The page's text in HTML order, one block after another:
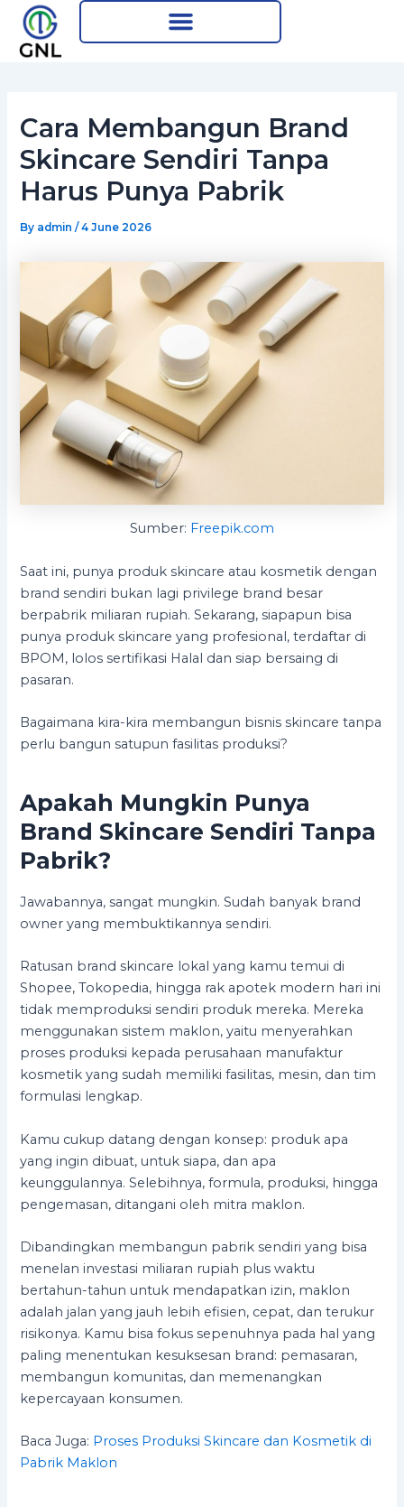
Skip
content
Cara Membangun Brand
Skincare Sendiri Tanpa
Harus Punya Pabrik
By admin/4 June 2026
Sumber: Freepik.com
Saat ini, punya produk skincare atau kosmetik dengan
brand sendiri bukan lagi privilege brand besar
berpabrik miliaran rupiah. Sekarang, siapapun bisa
punya produk skincare yang profesional, terdaftar di
BPOM, lolos sertifikasi Halal dan siap bersaing di
pasaran.
Bagaimana kira-kira membangun bisnis skincare tanpa
perlu bangun satupun fasilitas produksi?
Apakah Mungkin Punya
Brand Skincare Sendiri Tanpa
Pabrik?
Jawabannya, sangat mungkin. Sudah banyak brand
owner yang membuktikannya sendiri.
Ratusan brand skincare lokal yang kamu temui di
Shopee, Tokopedia, hingga rak apotek modern hari ini
tidak memproduksi sendiri produk mereka. Mereka
menggunakan sistem maklon, yaitu menyerahkan
proses produksi kepada perusahaan manufaktur
kosmetik yang sudah memiliki fasilitas, mesin, dan tim
formulasi lengkap.
Kamu cukup datang dengan konsep: produk apa
yang ingin dibuat, untuk siapa, dan apa
keunggulannya. Selebihnya, formula, produksi, hingga
pengemasan, ditangani oleh mitra maklon.
Dibandingkan membangun pabrik sendiri yang bisa
menelan investasi miliaran rupiah plus waktu
bertahun-tahun untuk mendapatkan izin, maklon
adalah jalan yang jauh lebih efisien, cepat, dan terukur
risikonya. Kamu bisa fokus sepenuhnya pada hal yang
paling menentukan kesuksesan brand: pemasaran,
membangun komunitas, dan memenangkan
kepercayaan konsumen.
Baca Juga: Proses Produksi Skincare dan Kosmetik di
Pabrik Maklon
Post
navigation